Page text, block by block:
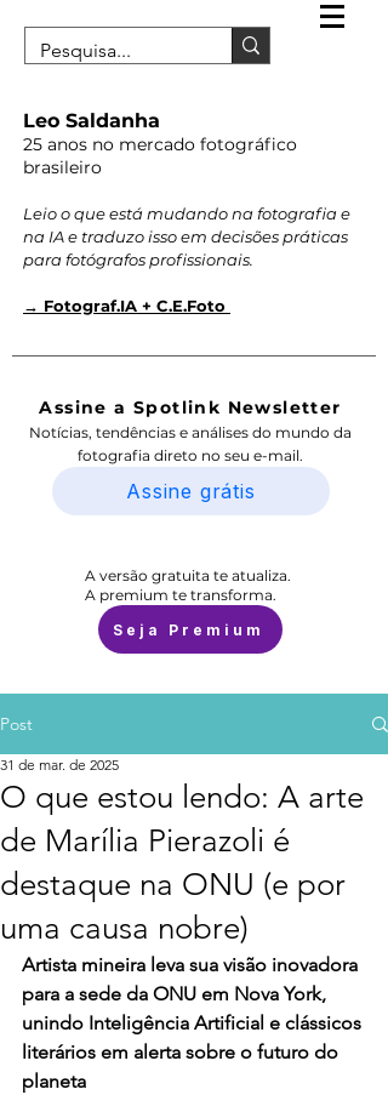
Leo Saldanha
25 anos no mercado fotográfico
brasileiro
Leio o que está mudando na fotografia e
na IA e traduzo isso em decisões práticas
para fotógrafos profissionais.
→ Fotograf.IA + C.E.Foto
Assine a Spotlink Newsletter
Notícias, tendências e análises do mundo da
fotografia direto no seu e-mail.
Assine grátis
A versão gratuita te atualiza.
A premium te transforma.
Seja Premium
Post
O que estou lendo: A arte
de Marília Pierazoli é
destaque na ONU (e por
uma causa nobre)
31 de mar. de 2025
Artista mineira leva sua visão inovadora
para a sede da ONU em Nova York,
unindo Inteligência Artificial e clássicos
literários em alerta sobre o futuro do
planeta